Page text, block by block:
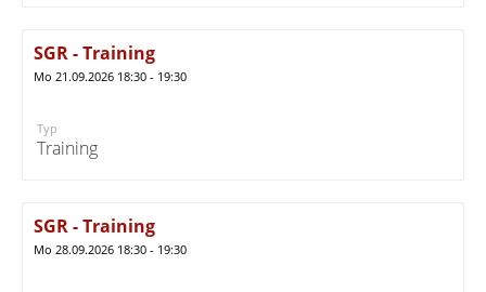
SGR - Training
Mo 21.09.2026 18:30 - 19:30
Typ
Training
SGR - Training
Mo 28.09.2026 18:30 - 19:30